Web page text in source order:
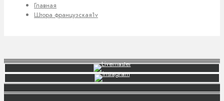
Главная
Штора французская1v